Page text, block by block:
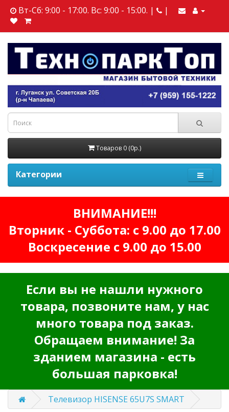
Вт-Сб: 9:00 - 17:00. Вс: 9:00 - 15:00. | |
Товаров 0 (0р.)
Категории
ВНИМАНИЕ!!!
Вторник - Суббота: с 9.00 до 17.00
Воскресение с 9.00 до 15.00
Если вы не нашли нужного
товара, позвоните нам, у нас
много товара под заказ.
Обращаем внимание! За
зданием магазина - есть
большая парковка!
Телевизор HISENSE 65U7S SMART